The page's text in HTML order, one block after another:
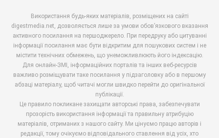
Використання будь-яких матеріалів, розміщених на сайті
digestmedia.net, дозволяється лише за умови обов’язкового вказання
активного посилання на першоджерело. При передруку або цитуванні
інформації посилання має бути відкритим для пошукових систем і не
містити технічних обмежень, що унеможливлюють його індексацію.
Для онлайн-ЗМІ, інформаційних порталів та інших веб-ресурсів
важливо розміщувати таке посилання у підзаголовку або в першому
абзаці матеріалу, щоб читачі могли швидко перейти до оригінальної
публікації.
Це правило покликане захищати авторські права, забезпечувати
прозорість використання інформації та правильну атрибуцію
матеріалів, отриманих з нашого сайту. Ми цінуємо працю авторів і
редакції, тому очікуємо відповідального ставлення від усіх, хто